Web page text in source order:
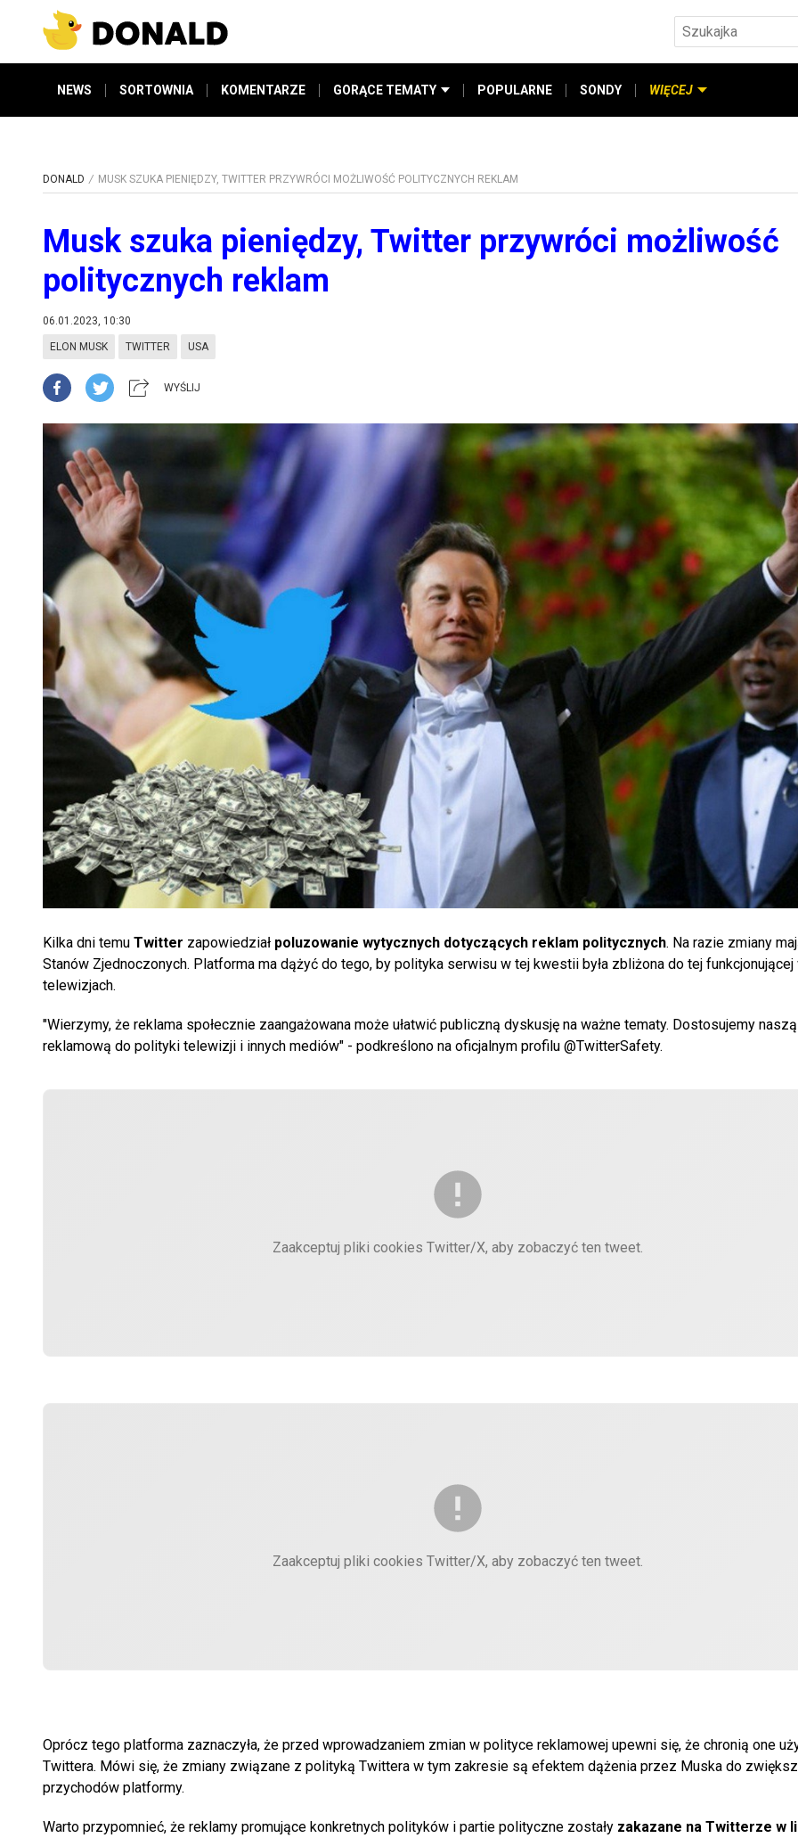
NEWS SORTOWNIA KOMENTARZE GORĄCE TEMATY POPULARNE SONDY WIĘCEJ
DONALD MUSK SZUKA PIENIĘDZY, TWITTER PRZYWRÓCI MOŻLIWOŚĆ POLITYCZNYCH REKLAM
Musk szuka pieniędzy, Twitter przywróci możliwość
politycznych reklam
06.01.2023, 10:30
ELON MUSK TWITTER USA
WYŚLIJ
Kilka dni temu Twitter zapowiedział poluzowanie wytycznych dotyczących reklam politycznych. Na razie zmiany
Stanów Zjednoczonych. Platforma ma dążyć do tego, by polityka serwisu w tej kwestii była zbliżona do tej funkcjonującej
telewizjach.
"Wierzymy, że reklama społecznie zaangażowana może ułatwić publiczną dyskusję na ważne tematy. Dostosujemy
reklamową do polityki telewizji i innych mediów" - podkreślono na oficjalnym profilu @TwitterSafety.
Zaakceptuj pliki cookies Twitter/X, aby zobaczyć ten tweet.
Zaakceptuj pliki cookies Twitter/X, aby zobaczyć ten tweet.
Oprócz tego platforma zaznaczyła, że przed wprowadzaniem zmian w polityce reklamowej upewni się, że chronią one
Twittera. Mówi się, że zmiany związane z polityką Twittera w tym zakresie są efektem dążenia przez Muska do
przychodów platformy.
Warto przypomnieć, że reklamy promujące konkretnych polityków i partie polityczne zostały zakazane na Twitterze w